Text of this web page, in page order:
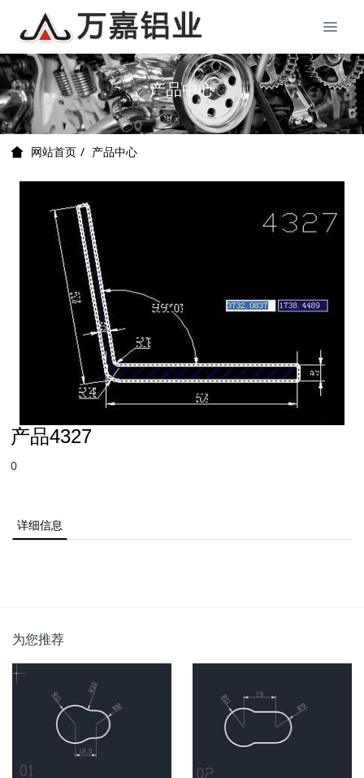
产品中心
网站首页 产品中心
产品4327
0
详细信息
为您推荐